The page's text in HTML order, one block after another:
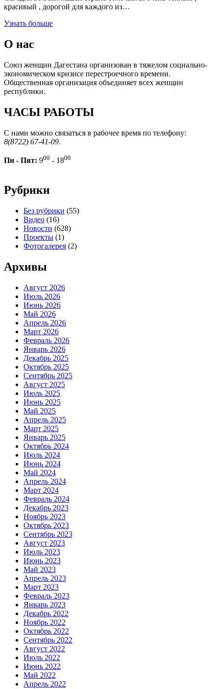
красивый , дорогой для каждого из…
Узнать больше
О нас
Союз женщин Дагестана организован в тяжелом социально-
экономическом кризисе перестроечного времени.
Общественная организация объединяет всех женщин
республики.
ЧАСЫ РАБОТЫ
С нами можно связаться в рабочее время по телефону:
8(8722) 67-41-09.
Пн - Пят: 900 - 1800
Рубрики
Без рубрики (55)
Видео (16)
Новости (628)
Проекты (1)
Фотогалерея (2)
Архивы
Август 2026
Июль 2026
Июнь 2026
Май 2026
Апрель 2026
Март 2026
Февраль 2026
Январь 2026
Декабрь 2025
Октябрь 2025
Сентябрь 2025
Август 2025
Июль 2025
Июнь 2025
Май 2025
Апрель 2025
Март 2025
Январь 2025
Октябрь 2024
Июль 2024
Июнь 2024
Май 2024
Апрель 2024
Март 2024
Февраль 2024
Декабрь 2023
Ноябрь 2023
Октябрь 2023
Сентябрь 2023
Август 2023
Июль 2023
Июнь 2023
Май 2023
Апрель 2023
Март 2023
Февраль 2023
Январь 2023
Декабрь 2022
Ноябрь 2022
Октябрь 2022
Сентябрь 2022
Август 2022
Июль 2022
Июнь 2022
Май 2022
Апрель 2022